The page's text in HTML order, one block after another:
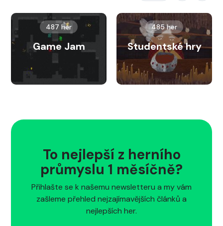
487 her
Game Jam
485 her
Studentské hry
To nejlepší z herního
průmyslu 1 měsíčně?
Přihlašte se k našemu newsletteru a my vám
zašleme přehled nejzajímavějších článků a
nejlepších her.